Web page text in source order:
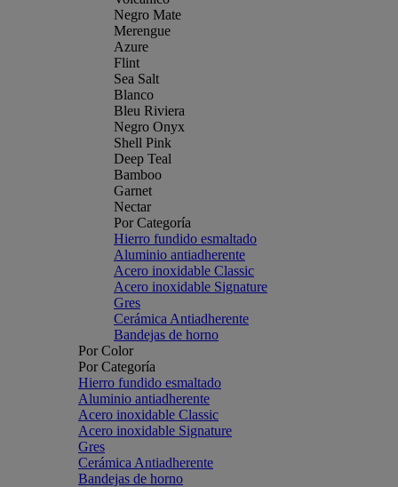
Negro Mate
Merengue
Azure
Flint
Sea Salt
Blanco
Bleu Riviera
Negro Onyx
Shell Pink
Deep Teal
Bamboo
Garnet
Nectar
Por Categoría
Hierro fundido esmaltado
Aluminio antiadherente
Acero inoxidable Classic
Acero inoxidable Signature
Gres
Cerámica Antiadherente
Bandejas de horno
Por Color
Por Categoría
Hierro fundido esmaltado
Aluminio antiadherente
Acero inoxidable Classic
Acero inoxidable Signature
Gres
Cerámica Antiadherente
Bandejas de horno